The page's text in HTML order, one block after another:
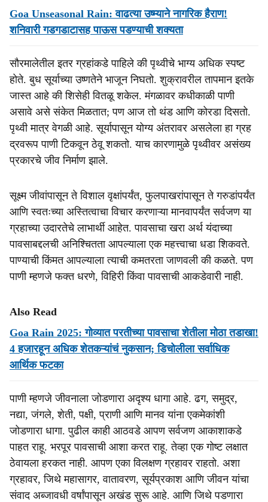
Goa Unseasonal Rain: वाढत्या उष्म्याने नागरिक हैराण!
शनिवारी गडगडाटासह पाऊस पडण्याची शक्यता
सौरमालेतील इतर ग्रहांकडे पाहिले की पृथ्वीचे भाग्य अधिक स्पष्ट
होते. बुध सूर्याच्या उष्णतेने भाजून निघतो. शुक्रावरील तापमान इतके
जास्त आहे की शिसेही वितळू शकेल. मंगळावर कधीकाळी पाणी
असावे असे संकेत मिळतात; पण आज तो थंड आणि कोरडा दिसतो.
पृथ्वी मात्र वेगळी आहे. सूर्यापासून योग्य अंतरावर असलेला हा ग्रह
द्रवरूप पाणी टिकवून ठेवू शकतो. याच कारणामुळे पृथ्वीवर असंख्य
प्रकारचे जीव निर्माण झाले.
सूक्ष्म जीवांपासून ते विशाल वृक्षांपर्यंत, फुलपाखरांपासून ते गरुडांपर्यंत
आणि स्वतःच्या अस्तित्वाचा विचार करणाऱ्या मानवापर्यंत सर्वजण या
ग्रहाच्या उदारतेचे लाभार्थी आहेत. पावसाचा खरा अर्थ यंदाच्या
पावसाबद्दलची अनिश्चितता आपल्याला एक महत्त्वाचा धडा शिकवते.
पाण्याची किंमत आपल्याला त्याची कमतरता जाणवली की कळते. पण
पाणी म्हणजे फक्त धरणे, विहिरी किंवा पावसाची आकडेवारी नाही.
Also Read
Goa Rain 2025: गोव्यात परतीच्या पावसाचा शेतीला मोठा तडाखा!
4 हजारहून अधिक शेतकऱ्यांचं नुकसान; डिचोलीला सर्वाधिक
आर्थिक फटका
पाणी म्हणजे जीवनाला जोडणारा अदृश्य धागा आहे. ढग, समुद्र,
नद्या, जंगले, शेती, पक्षी, प्राणी आणि मानव यांना एकमेकांशी
जोडणारा धागा. पुढील काही आठवडे आपण सर्वजण आकाशाकडे
पाहत राहू. भरपूर पावसाची आशा करत राहू. तेव्हा एक गोष्ट लक्षात
ठेवायला हरकत नाही. आपण एका विलक्षण ग्रहावर राहतो. अशा
ग्रहावर, जिथे महासागर, वातावरण, सूर्यप्रकाश आणि जीवन यांचा
संवाद अब्जावधी वर्षांपासून अखंड सुरू आहे. आणि जिथे पडणारा